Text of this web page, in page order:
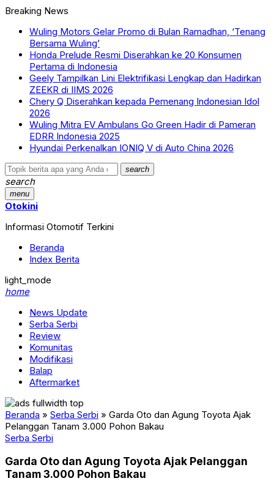
Breaking News
Wuling Motors Gelar Promo di Bulan Ramadhan, ‘Tenang
Bersama Wuling’
Honda Prelude Resmi Diserahkan ke 20 Konsumen
Pertama di Indonesia
Geely Tampilkan Lini Elektrifikasi Lengkap dan Hadirkan
ZEEKR di IIMS 2026
Chery Q Diserahkan kepada Pemenang Indonesian Idol
2026
Wuling Mitra EV Ambulans Go Green Hadir di Pameran
EDRR Indonesia 2025
Hyundai Perkenalkan IONIQ V di Auto China 2026
search
search
menu
Otokini
Informasi Otomotif Terkini
Beranda
Index Berita
light_mode
home
News Update
Serba Serbi
Review
Komunitas
Modifikasi
Balap
Aftermarket
Beranda » Serba Serbi » Garda Oto dan Agung Toyota Ajak
Pelanggan Tanam 3.000 Pohon Bakau
Serba Serbi
Garda Oto dan Agung Toyota Ajak Pelanggan
Tanam 3.000 Pohon Bakau